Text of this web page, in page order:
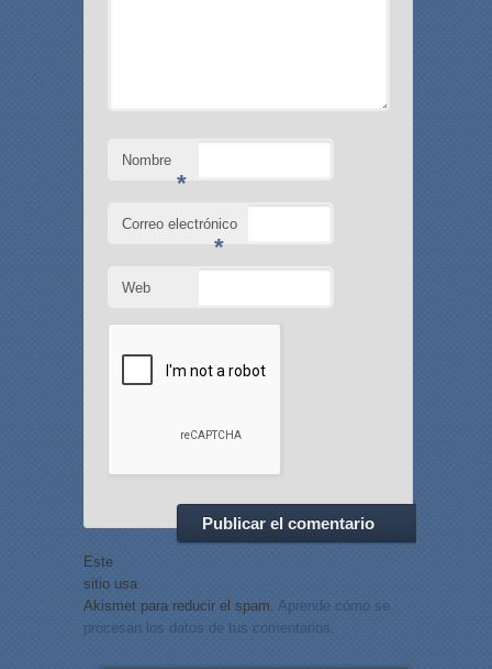
Nombre
*
Correo electrónico
*
Web
Este
sitio usa
Akismet para reducir el spam. Aprende cómo se
procesan los datos de tus comentarios.